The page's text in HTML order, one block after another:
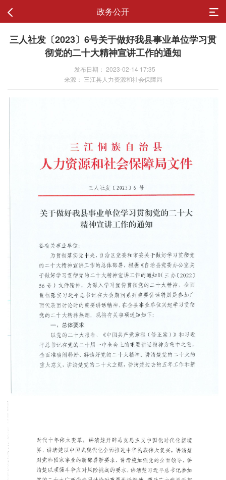
政务公开
三人社发〔2023〕6号关于做好我县事业单位学习贯
彻党的二十大精神宣讲工作的通知
发布日期： 2023-02-14 17:35
来源： 三江县人力资源和社会保障局